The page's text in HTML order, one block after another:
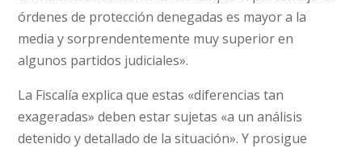
órdenes de protección denegadas es mayor a la
media y sorprendentemente muy superior en
algunos partidos judiciales».
La Fiscalía explica que estas «diferencias tan
exageradas» deben estar sujetas «a un análisis
detenido y detallado de la situación». Y prosigue